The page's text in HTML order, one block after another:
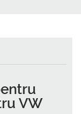
VW